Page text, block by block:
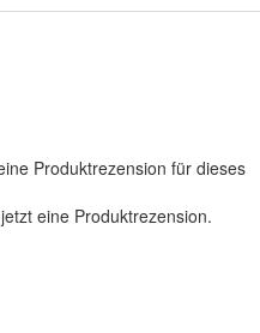
Produktrezension für dieses
eine Produktrezension.